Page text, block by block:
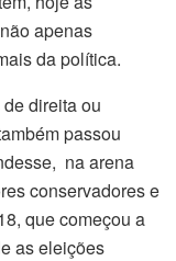
apenas
da política.
direita ou
passou
na arena
conservadores e
que começou a
as eleições